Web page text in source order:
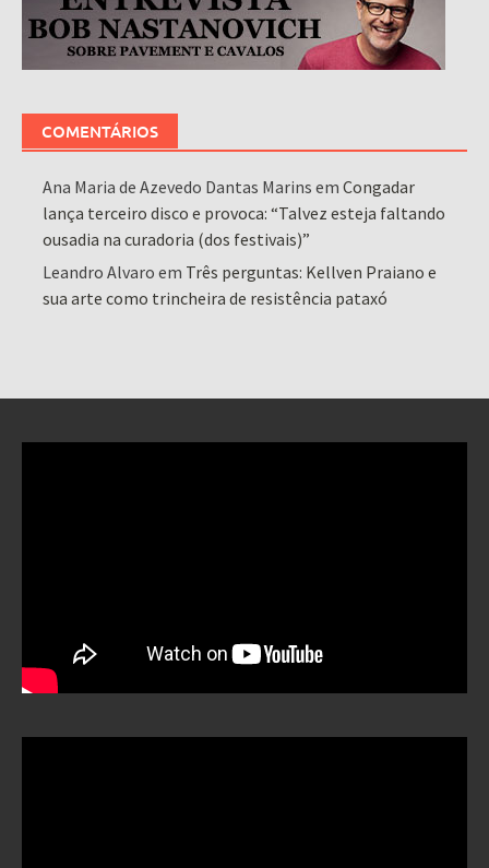
COMENTÁRIOS
Ana Maria de Azevedo Dantas Marins emCongadar
lança terceiro disco e provoca: “Talvez esteja faltando
ousadia na curadoria (dos festivais)”
Leandro Alvaro em Três perguntas: Kellven Praiano e
sua arte como trincheira de resistência pataxó